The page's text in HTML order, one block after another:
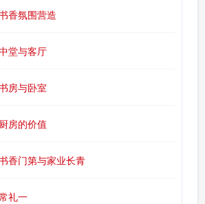
香氛围营造
堂与客厅
房与卧室
房的价值
香门第与家业长青
礼一